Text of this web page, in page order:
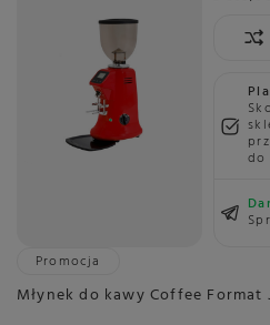
do
Promocja
Młynek do kawy Coffee Format